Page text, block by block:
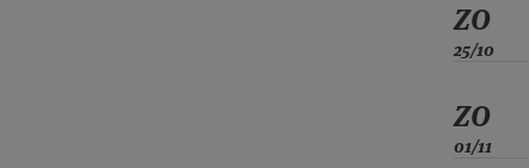
ZO
25/10
ZO
01/11